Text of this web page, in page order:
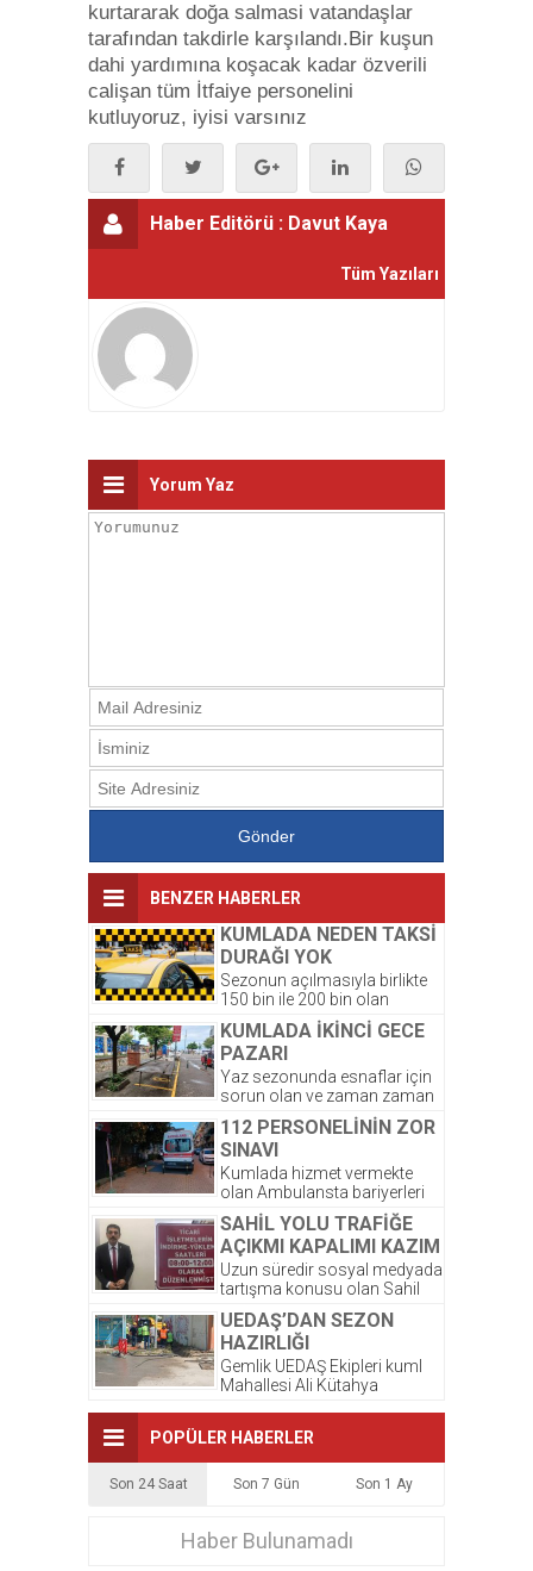
kurtararak doğa salmasi vatandaşlar
tarafından takdirle karşılandı.Bir kuşun
dahi yardımına koşacak kadar özverili
calişan tüm İtfaiye personelini
kutluyoruz, iyisi varsınız
Haber Editörü : Davut Kaya
Tüm Yazıları
Yorum Yaz
BENZER HABERLER
KUMLADA NEDEN TAKSİ
DURAĞI YOK
Sezonun açılmasıyla birlikte
150 bin ile 200 bin olan
Kumlada acil olarak ticari
taksiye ihtiyacı...
KUMLADA İKİNCİ GECE
PAZARI
Yaz sezonunda esnaflar için
sorun olan ve zaman zaman
sert tartışmaların olduğu
seyyar pazar esnafı...
112 PERSONELİNİN ZOR
SINAVI
Kumlada hizmet vermekte
olan Ambulansta bariyerleri
açacak anahtar olmadığından
sahile girmekte zorluk
yaşadıklarından hastalara
yaya...
SAHİL YOLU TRAFİĞE
AÇIKMI KAPALIMI KAZIM
ATA SON NOKTAYI
KOYDU
Uzun süredir sosyal medyada
tartışma konusu olan Sahil
TRAFİĞE acıkmı kapalımı,...
UEDAŞ’DAN SEZON
HAZIRLIĞI
Gemlik UEDAŞ Ekipleri kuml
Mahallesi Ali Kütahya
bakım...
POPÜLER HABERLER
Son 24 Saat Son 7 Gün Son 1 Ay
Haber Bulunamadı